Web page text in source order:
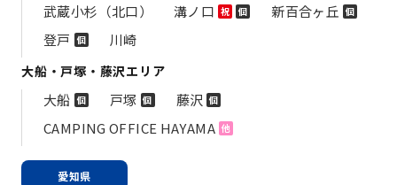
武蔵小杉（北口）
溝ノ口 祝 個 新百合ヶ丘 個
登戸 個 川崎
大船・戸塚・藤沢エリア
大船 個 戸塚 個 藤沢 個
CAMPING OFFICE HAYAMA 他
愛知県